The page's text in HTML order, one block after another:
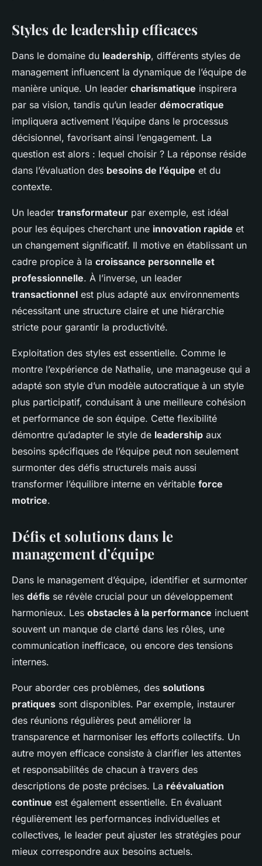
Styles de leadership efficaces
Dans le domaine du leadership, différents styles de
management influencent la dynamique de l’équipe de
manière unique. Un leader charismatique inspirera
par sa vision, tandis qu’un leader démocratique
impliquera activement l’équipe dans le processus
décisionnel, favorisant ainsi l’engagement. La
question est alors : lequel choisir ? La réponse réside
dans l’évaluation des besoins de l’équipe et du
contexte.
Un leader transformateur par exemple, est idéal
pour les équipes cherchant une innovation rapide et
un changement significatif. Il motive en établissant un
cadre propice à la croissance personnelle et
professionnelle. À l’inverse, un leader
transactionnel est plus adapté aux environnements
nécessitant une structure claire et une hiérarchie
stricte pour garantir la productivité.
Exploitation des styles est essentielle. Comme le
montre l’expérience de Nathalie, une manageuse qui a
adapté son style d’un modèle autocratique à un style
plus participatif, conduisant à une meilleure cohésion
et performance de son équipe. Cette flexibilité
démontre qu’adapter le style de leadership aux
besoins spécifiques de l’équipe peut non seulement
surmonter des défis structurels mais aussi
transformer l’équilibre interne en véritable force
motrice.
Défis et solutions dans le
management d’équipe
Dans le management d’équipe, identifier et surmonter
les défis se révèle crucial pour un développement
harmonieux. Les obstacles à la performance incluent
souvent un manque de clarté dans les rôles, une
communication inefficace, ou encore des tensions
internes.
Pour aborder ces problèmes, des solutions
pratiques sont disponibles. Par exemple, instaurer
des réunions régulières peut améliorer la
transparence et harmoniser les efforts collectifs. Un
autre moyen efficace consiste à clarifier les attentes
et responsabilités de chacun à travers des
descriptions de poste précises. La réévaluation
continue est également essentielle. En évaluant
régulièrement les performances individuelles et
collectives, le leader peut ajuster les stratégies pour
mieux correspondre aux besoins actuels.